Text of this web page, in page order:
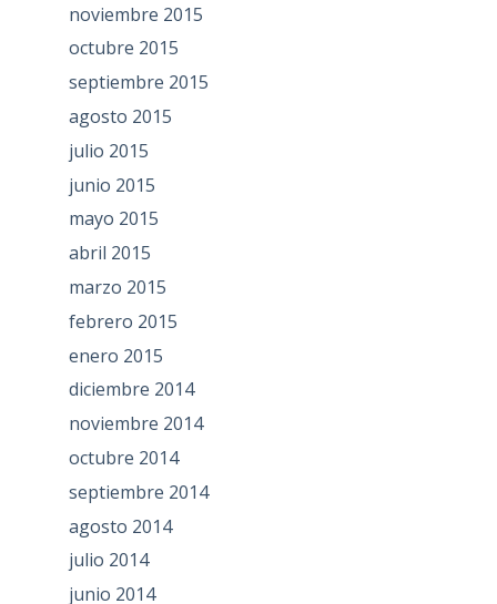
noviembre 2015
octubre 2015
septiembre 2015
agosto 2015
julio 2015
junio 2015
mayo 2015
abril 2015
marzo 2015
febrero 2015
enero 2015
diciembre 2014
noviembre 2014
octubre 2014
septiembre 2014
agosto 2014
julio 2014
junio 2014